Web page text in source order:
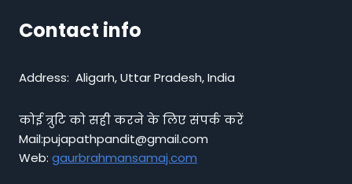
Contact info
Address: Aligarh, Uttar Pradesh, India
कोई त्रुटि को सही करने के लिए संपर्क करें
Mail:pujapathpandit@gmail.com
Web: gaurbrahmansamaj.com